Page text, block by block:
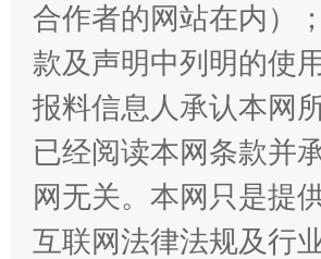
受贿1.44亿！段成刚被判无期
合作者的网站在内）；
款及声明中列明的使
报料信息人承认本网
已经阅读本网条款并
网无关。本网只是提
互联网法律法规及行